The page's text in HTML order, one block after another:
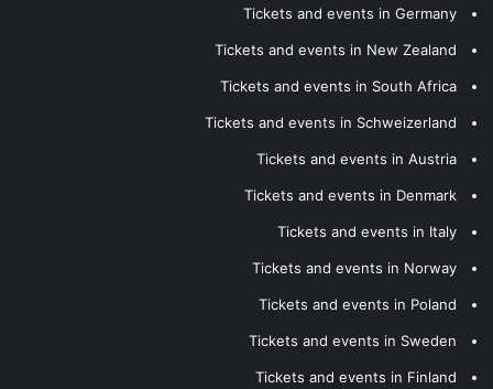
Tickets and events in Germany
Tickets and events in New Zealand
Tickets and events in South Africa
Tickets and events in Schweizerland
Tickets and events in Austria
Tickets and events in Denmark
Tickets and events in Italy
Tickets and events in Norway
Tickets and events in Poland
Tickets and events in Sweden
Tickets and events in Finland